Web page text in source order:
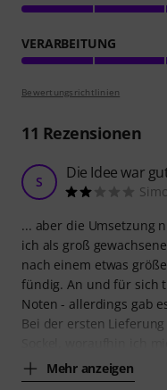
VERARBEITUNG
Bewertungsrichtlinien
11 Rezensionen
S Die Idee war
... aber die Umsetzung
ich als groß
nach einem etwas
fündig. An und für sich
Noten - allerdings gab
Bei der ersten
Mehr anzeigen